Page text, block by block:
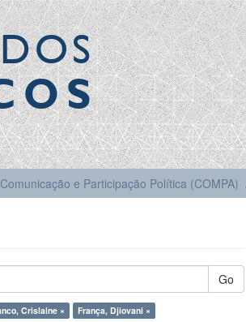
Comunicação e Participação Política (COMPA)
Go
Crislaine ×
França, Djiovani ×